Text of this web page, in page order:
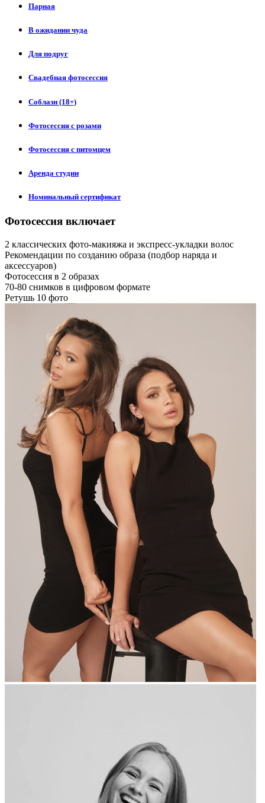
Парная
В ожидании чуда
Для подруг
Свадебная фотосессия
Соблазн (18+)
Фотосессия с розами
Фотосессия с питомцем
Аренда студии
Номинальный сертификат
Фотосессия включает
2 классических фото-макияжа и экспресс-укладки волос
Рекомендации по созданию образа (подбор наряда и
аксессуаров)
Фотосессия в 2 образах
70-80 снимков в цифровом формате
Ретушь 10 фото